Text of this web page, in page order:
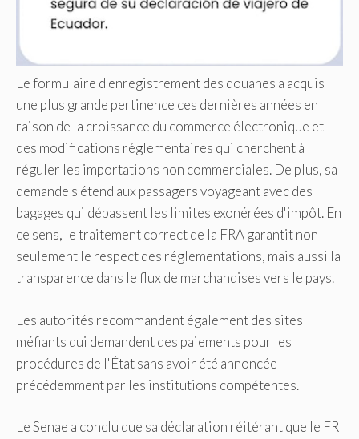
Le formulaire d'enregistrement des douanes a acquis
une plus grande pertinence ces dernières années en
raison de la croissance du commerce électronique et
des modifications réglementaires qui cherchent à
réguler les importations non commerciales. De plus, sa
demande s'étend aux passagers voyageant avec des
bagages qui dépassent les limites exonérées d'impôt. En
ce sens, le traitement correct de la FRA garantit non
seulement le respect des réglementations, mais aussi la
transparence dans le flux de marchandises vers le pays.
Les autorités recommandent également des sites
méfiants qui demandent des paiements pour les
procédures de l'État sans avoir été annoncée
précédemment par les institutions compétentes.
Le Senae a conclu que sa déclaration réitérant que le FR